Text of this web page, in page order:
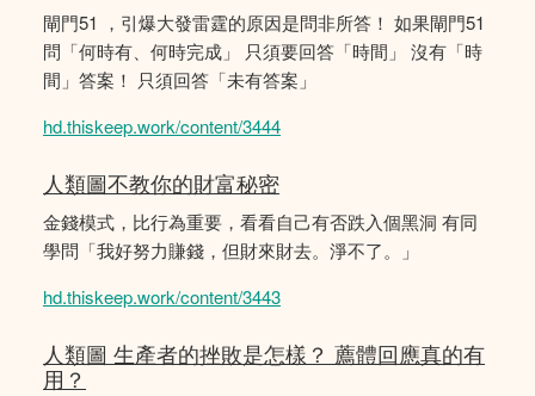
閘門51 ，引爆大發雷霆的原因是問非所答！ 如果閘門51
問「何時有、何時完成」 只須要回答「時間」 沒有「時
間」答案！ 只須回答「未有答案」
hd.thiskeep.work/content/3444
人類圖不教你的財富秘密
金錢模式，比行為重要，看看自己有否跌入個黑洞 有同
學問「我好努力賺錢，但財來財去。淨不了。」
hd.thiskeep.work/content/3443
人類圖 生產者的挫敗是怎樣？ 薦體回應真的有
用？